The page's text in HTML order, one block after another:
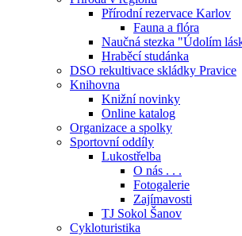
Přírodní rezervace Karlov
Fauna a flóra
Naučná stezka "Údolím
Hraběcí studánka
DSO rekultivace skládky Pravice
Knihovna
Knižní novinky
Online katalog
Organizace a spolky
Sportovní oddíly
Lukostřelba
O nás . . .
Fotogalerie
Zajímavosti
TJ Sokol Šanov
Cykloturistika